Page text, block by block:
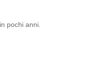
pochi anni.